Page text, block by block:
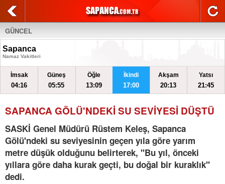
GÜNCEL
Sapanca
Namaz Vakitleri
İmsak
04:16
Güneş
05:55
Öğle
13:09
İkindi
17:00
Akşam
20:13
Yatsı
21:45
SAPANCA GÖLÜ'NDEKİ SU SEVİYESİ DÜŞTÜ
SASKİ Genel Müdürü Rüstem Keleş, Sapanca
Gölü'ndeki su seviyesinin geçen yıla göre yarım
metre düşük olduğunu belirterek, "Bu yıl, önceki
yıllara göre daha kurak geçti, bu doğal bir kuraklık"
dedi.